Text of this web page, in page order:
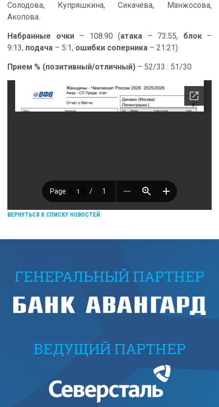
Солодова, Купряшкина, Сикачева, Манжосова,
Акопова.
Набранные очки– 108:90 (атака – 73:55, блок–
9:13, подача – 5:1, ошибки соперника – 21:21)
Прием % (позитивный/отличный) – 52/33 : 51/30
ВЕРНУТЬСЯ К СПИСКУ НОВОСТЕЙ
ГЕНЕРАЛЬНЫЙ ПАРТНЕР
ВЕДУЩИЙ ПАРТНЕР